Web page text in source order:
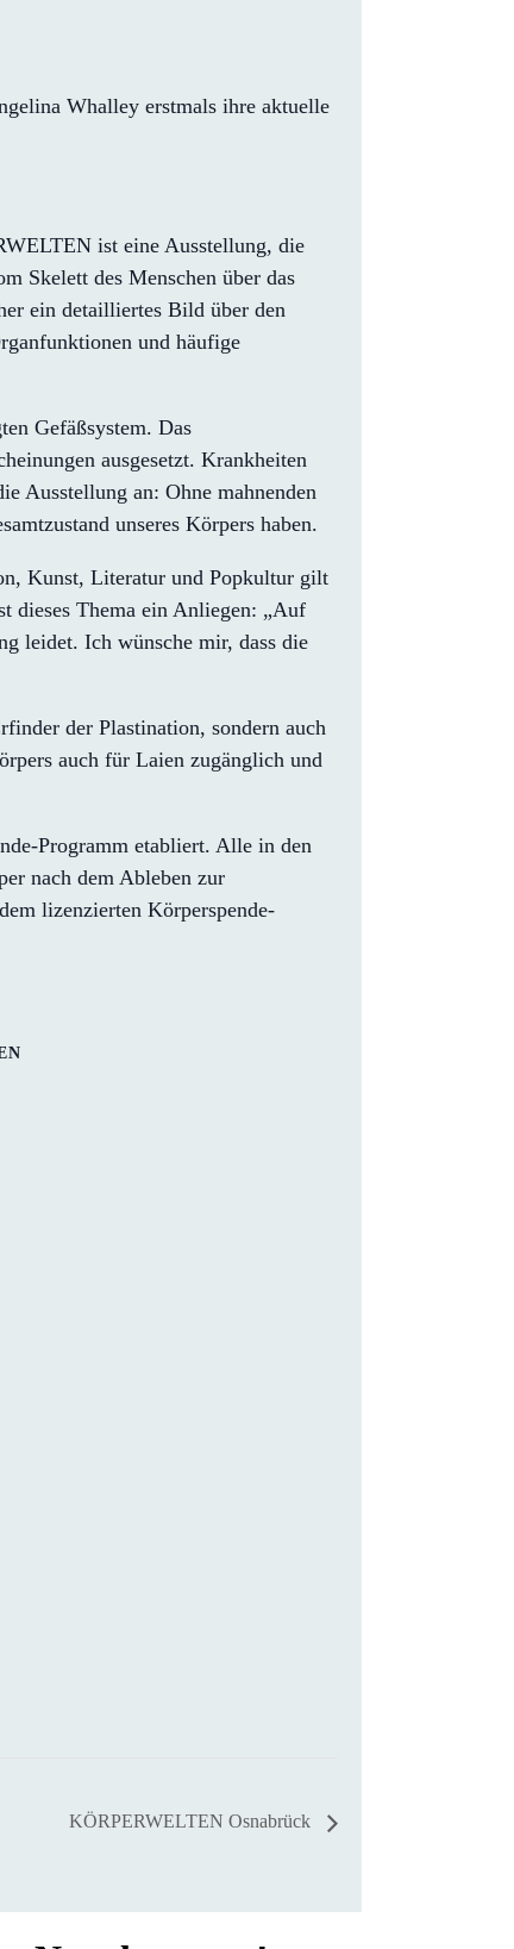
Whalley erstmals ihre aktuelle
ist eine Ausstellung, die
Skelett des Menschen über das
ein detailliertes Bild über den
und häufige
Gefäßsystem. Das
ausgesetzt. Krankheiten
Ausstellung an: Ohne mahnenden
unseres Körpers haben.
Kunst, Literatur und Popkultur gilt
Thema ein Anliegen: „Auf
leidet. Ich wünsche mir, dass die
der Plastination, sondern auch
auch für Laien zugänglich und
Programm etabliert. Alle in den
nach dem Ableben zur
lizenzierten Körperspende-
KÖRPERWELTEN Osnabrück